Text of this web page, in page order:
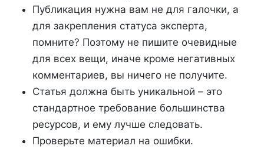
Публикация нужна вам не для галочки, а
для закрепления статуса эксперта,
помните? Поэтому не пишите очевидные
для всех вещи, иначе кроме негативных
комментариев, вы ничего не получите.
Статья должна быть уникальной – это
стандартное требование большинства
ресурсов, и ему лучше следовать.
Проверьте материал на ошибки.